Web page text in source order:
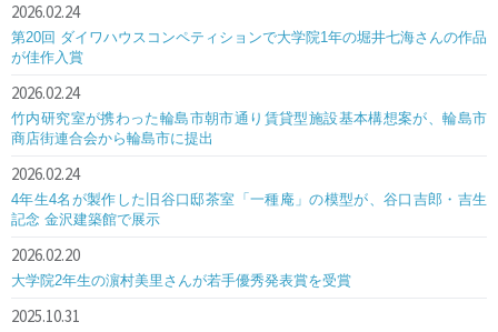
2026.02.24
第20回 ダイワハウスコンペティションで大学院1年の堀井七海さんの作品
が佳作入賞
2026.02.24
竹内研究室が携わった輪島市朝市通り賃貸型施設基本構想案が、輪島市
商店街連合会から輪島市に提出
2026.02.24
4年生4名が製作した旧谷口邸茶室「一種庵」の模型が、谷口吉郎・吉生
記念 金沢建築館で展示
2026.02.20
大学院2年生の濵村美里さんが若手優秀発表賞を受賞
2025.10.31